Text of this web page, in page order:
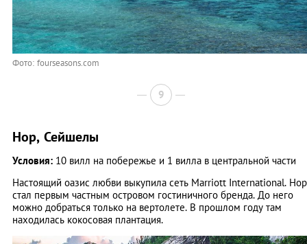
Фото: fourseasons.com
9
Нор, Сейшелы
Условия: 10 вилл на побережье и 1 вилла в центральной части
Настоящий оазис любви выкупила сеть Marriott International. Нор
стал первым частным островом гостиничного бренда. До него
можно добраться только на вертолете. В прошлом году там
находилась кокосовая плантация.